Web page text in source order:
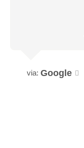
via: Google